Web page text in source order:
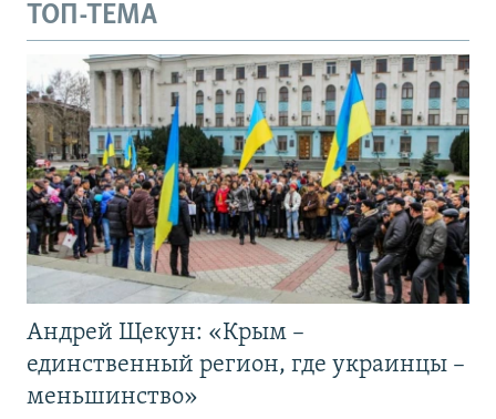
ТОП-ТЕМА
Андрей Щекун: «Крым –
единственный регион, где украинцы –
меньшинство»